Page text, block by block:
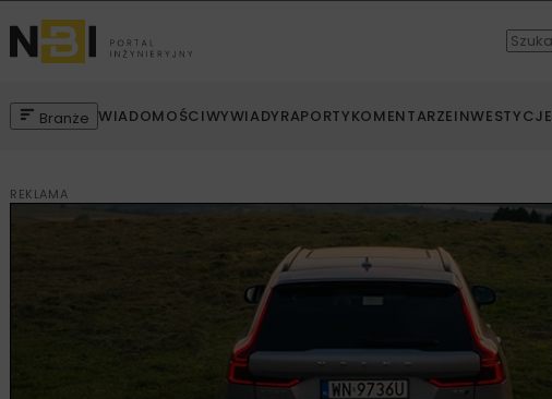
Branże WIADOMOŚCIWYWIADYRAPORTYKOMENTARZEINWESTYCJE
REKLAMA